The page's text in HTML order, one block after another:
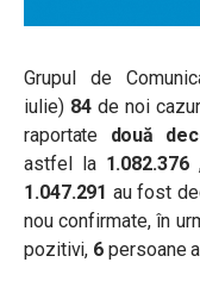
Grupul de
iulie) 84 de noi
raportate două
astfel la1.082.376
1.047.291 au fost
nou confirmate, în
pozitivi, 6 persoane